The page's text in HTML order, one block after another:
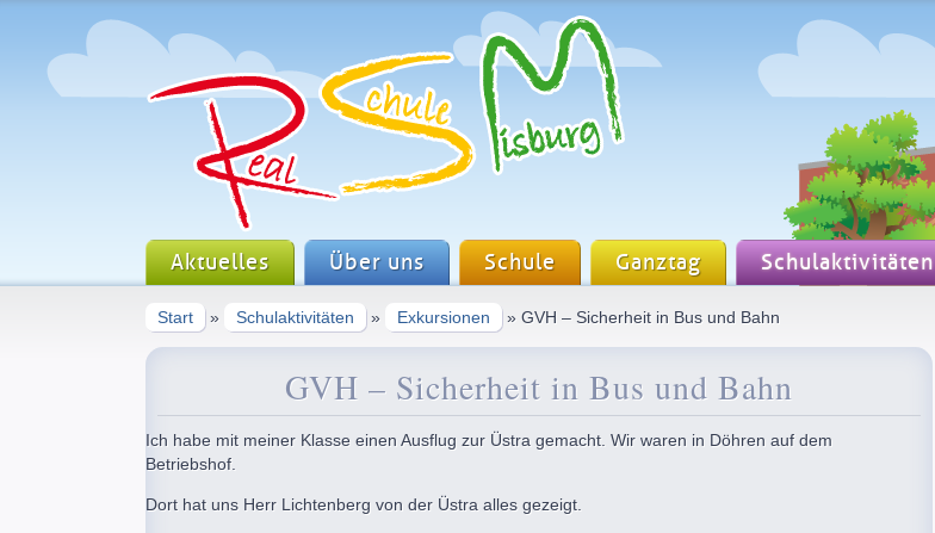
Aktuelles Über uns Schule Ganztag Schulaktivitäten
Start » Schulaktivitäten » Exkursionen » GVH – Sicherheit in Bus und Bahn
GVH – Sicherheit in Bus und Bahn
Ich habe mit meiner Klasse einen Ausflug zur Üstra gemacht. Wir waren in Döhren auf dem
Betriebshof.
Dort hat uns Herr Lichtenberg von der Üstra alles gezeigt.